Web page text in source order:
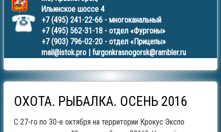
Ильинское шоссе 4
+7 (495) 241-22-66 - многоканальный
+7 (495) 562-31-18 - отдел «Фургоны»
+7 (903) 796-02-20 - отдел «Прицепы»
mail@istok.pro
furgonkrasnogorsk@rambler.ru
ОХОТА. РЫБАЛКА. ОСЕНЬ 2016
С 27-го по 30-е октября на территории Крокус Экспо